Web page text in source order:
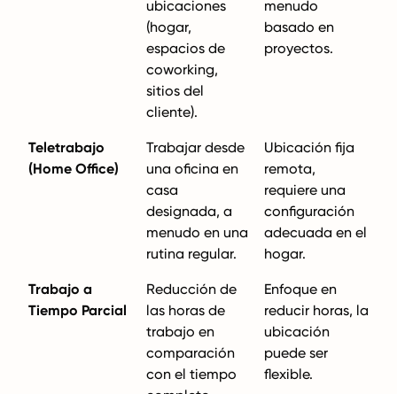
ubicaciones
(hogar,
espacios de
coworking,
sitios del
cliente).
menudo
basado en
proyectos.
Teletrabajo
(Home Office)
Trabajar desde
una oficina en
casa
designada, a
menudo en una
rutina regular.
Ubicación fija
remota,
requiere una
configuración
adecuada en el
hogar.
Trabajo a
Tiempo Parcial
Reducción de
las horas de
trabajo en
comparación
con el tiempo
Enfoque en
reducir horas, la
ubicación
puede ser
flexible.